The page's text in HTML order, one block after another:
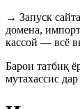
→ Запуск
домена,
кассой — всё
Барои татбиқ
мутахассис